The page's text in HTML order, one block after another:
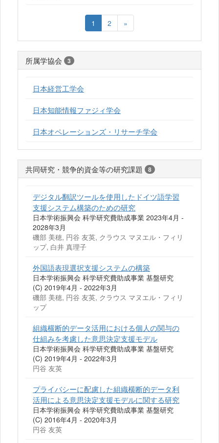
1 2 »
所属学協会 3
日本経営工学会
日本知能情報ファジィ学会
日本オペレーションズ・リサーチ学会
共同研究・競争的資金等の研究課題 8
デジタル翻訳ツールを使用したドイツ語学習
支援システム構築のための研究
日本学術振興会 科学研究費助成事業 2023年4月 -
2028年3月
磯部 美穂, 円谷 友英, クラウス マヌエル・フィリ
ップ, 白井 真理子
外国語表現選択支援システムの構築
日本学術振興会 科学研究費助成事業 基盤研究
(C) 2019年4月 - 2022年3月
磯部 美穂, 円谷 友英, クラウス マヌエル・フィリ
ップ
組織横断的データ活用における個人の関与の
仕組みを考慮した意思決定支援モデル
日本学術振興会 科学研究費助成事業 基盤研究
(C) 2019年4月 - 2022年3月
円谷 友英
プライバシーに配慮した組織横断的データ利
活用による意思決定支援モデルに関する研究
日本学術振興会 科学研究費助成事業 基盤研究
(C) 2016年4月 - 2020年3月
円谷 友英